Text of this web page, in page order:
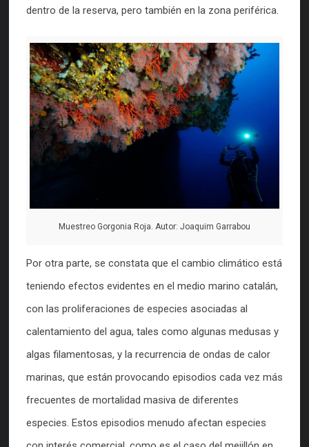
dentro de la reserva, pero también en la zona periférica.
Muestreo Gorgonia Roja. Autor: Joaquim Garrabou
Por otra parte, se constata que el cambio climático está
teniendo efectos evidentes en el medio marino catalán,
con las proliferaciones de especies asociadas al
calentamiento del agua, tales como algunas medusas y
algas filamentosas, y la recurrencia de ondas de calor
marinas, que están provocando episodios cada vez más
frecuentes de mortalidad masiva de diferentes
especies. Estos episodios menudo afectan especies